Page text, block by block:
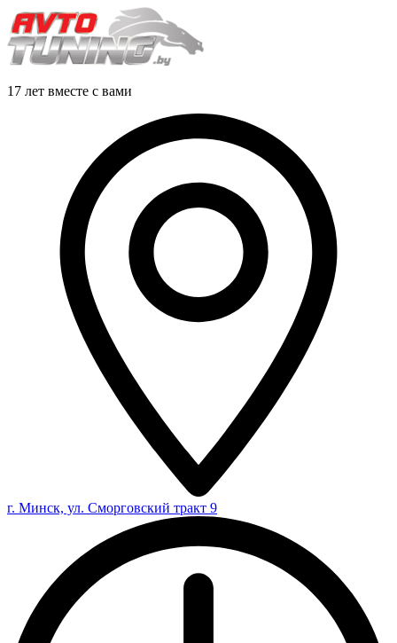
17 лет вместе с вами
г. Минск, ул. Сморговский тракт 9